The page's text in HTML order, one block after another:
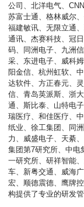
公司、北洋电气、
苏富士通、格林威尔
福建敏讯、无限立通
通讯、杰赛科技、冠
码、同洲电子、九洲
采、东进电子、威科
阳金信、杭州虹软、
达软件、方正春元、
信、青岛英派斯、浙
通、斯比泰、山特电
瑞医疗、和佳医疗、
纸业、徐工集团、同
力、威盛电子、天綦
集团第7研究所、中电
一研究所、研祥智能
车、新粤交通、威海
宏、顺德震德、鹰牌
构提供了专业的研发